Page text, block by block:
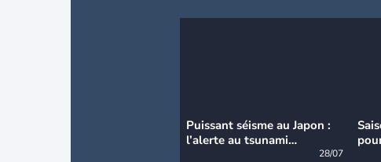
Puissant séisme au Japon :
l’alerte au tsunami
28/07